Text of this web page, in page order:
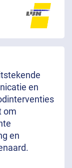
en
om
en